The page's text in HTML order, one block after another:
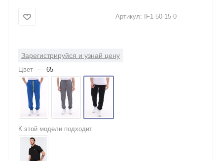
Артикул: IF1-50-15-0
Зарегистрируйся и узнай цену
Цвет — 65
К этой модели подходит